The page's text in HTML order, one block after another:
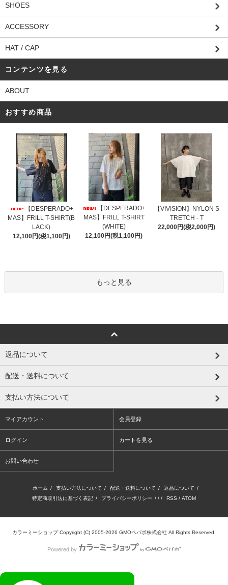
SHOES
ACCESSORY
HAT / CAP
コンテンツを見る
ABOUT
おすすめ商品
【DESPERADO+
MAS】FRILL T-SHIRT(B
LACK)
12,100円(税1,100円)
【DESPERADO+
MAS】FRILL T-SHIRT
(WHITE)
12,100円(税1,100円)
【VIVISION】NYLON S
TRETCH - T
22,000円(税2,000円)
もっと見る
返品について
配送・送料について
支払い方法について
マイアカウント 会員登録
ログイン カートを見る
お問い合わせ
ホーム / 支払い方法について / 配送・送料について / 返品について /
特定商取引法に基づく表記 / プライバシーポリシー / / / RSS / ATOM
カラーミーショップCopyright (C) 2005-2026 GMOペパボ株式会社 All Rights Reserved.
Powered by